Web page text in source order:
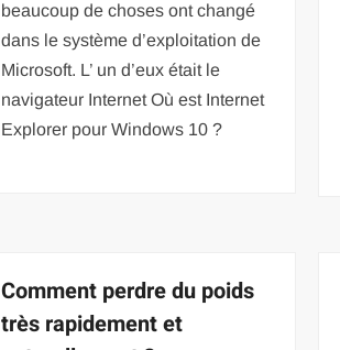
beaucoup de choses ont changé
dans le système d’exploitation de
Microsoft. L’ un d’eux était le
navigateur Internet Où est Internet
Explorer pour Windows 10 ?
Comment perdre du poids
très rapidement et